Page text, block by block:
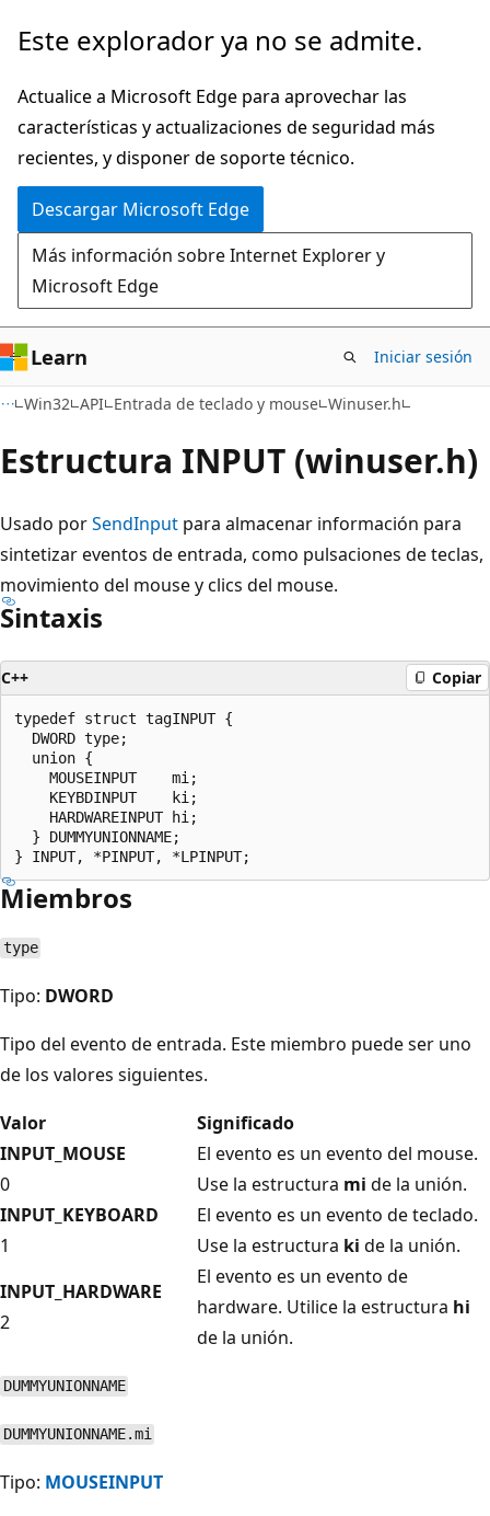
Ir
contenido
principal
Este explorador ya no se admite.
Actualice a Microsoft Edge para aprovechar las
características y actualizaciones de seguridad más
recientes, y disponer de soporte técnico.
Descargar Microsoft Edge
Más información sobre Internet Explorer y
Microsoft Edge
Learn Iniciar sesión
Win32 API Entrada de teclado y mouse Winuser.h
Estructura INPUT (winuser.h)
Usado porSendInput para almacenar información para
sintetizar eventos de entrada, como pulsaciones de teclas,
movimiento del mouse y clics del mouse.
Sintaxis
C++ Copiar
typedef struct tagINPUT {
  DWORD type;
  union {
    MOUSEINPUT    mi;
    KEYBDINPUT    ki;
    HARDWAREINPUT hi;
  } DUMMYUNIONNAME;
Miembros
type
Tipo: DWORD
Tipo del evento de entrada. Este miembro puede ser uno
de los valores siguientes.
Valor
Significado
INPUT_MOUSE
0
El evento es un evento del mouse.
Use la estructura mi de la unión.
INPUT_KEYBOARD
1
El evento es un evento de teclado.
Use la estructura ki de la unión.
INPUT_HARDWARE
2
El evento es un evento de
hardware. Utilice la estructura hi
de la unión.
DUMMYUNIONNAME
DUMMYUNIONNAME.mi
Tipo: MOUSEINPUT